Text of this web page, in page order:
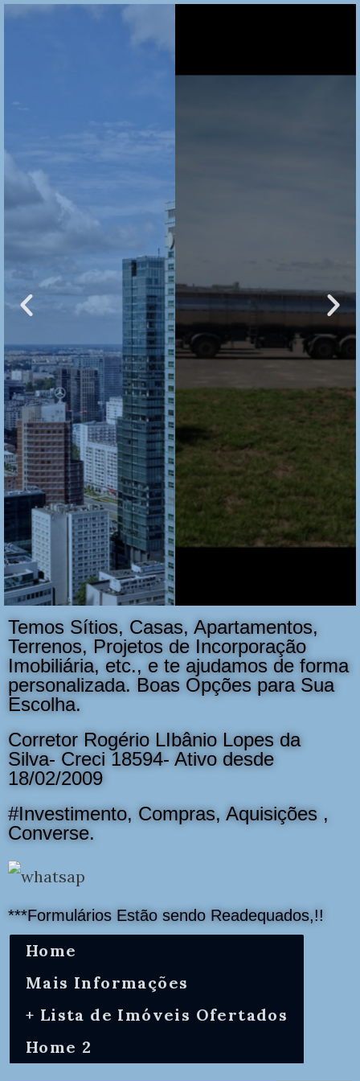
Faça
Compra e Venda
de Casas, Sítios,
Fazendas ,
Terrenos,
Empresas, Entre
Contato Conosco
Converse
Temos Sítios, Casas, Apartamentos,
Terrenos, Projetos de Incorporação
Imobiliária, etc., e te ajudamos de forma
personalizada. Boas Opções para Sua
Escolha.
Corretor Rogério LIbânio Lopes da
Silva- Creci 18594- Ativo desde
18/02/2009
#Investimento, Compras, Aquisições ,
Converse.
***Formulários Estão sendo Readequados,!!
Home
Mais Informações
+ Lista de Imóveis Ofertados
Home 2